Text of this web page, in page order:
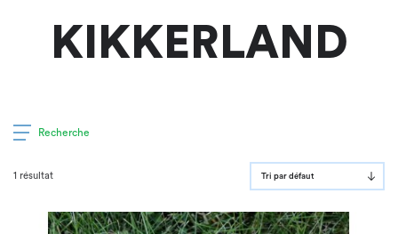
KIKKERLAND
Recherche
1 résultat Tri par défaut